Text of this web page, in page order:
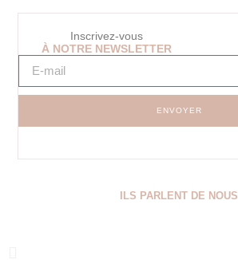
Inscrivez-vous
À NOTRE NEWSLETTER
ENVOYER
ILS PARLENT DE NOUS